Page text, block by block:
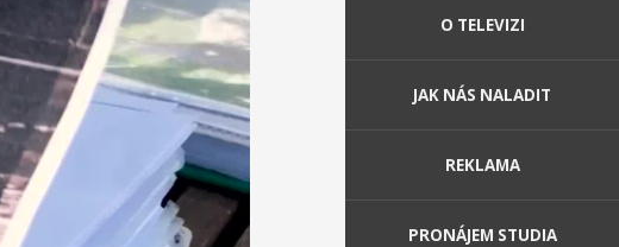
O TELEVIZI
JAK NÁS NALADIT
REKLAMA
PRONÁJEM STUDIA